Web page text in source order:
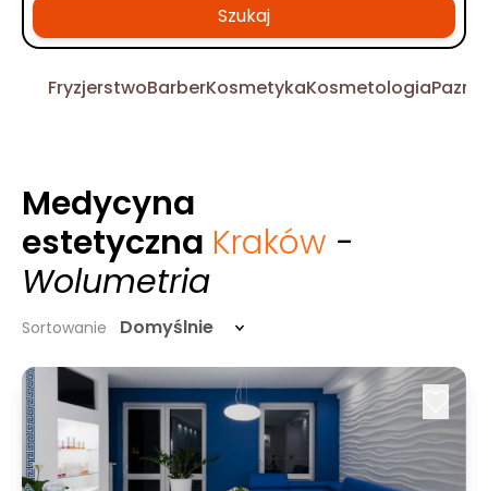
Szukaj
FryzjerstwoBarberKosmetykaKosmetologia
Medycyna
estetyczna Kraków -
Wolumetria
Sortowanie Domyślnie